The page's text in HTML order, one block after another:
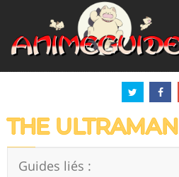
THE ULTRAMAN
Guides liés :
Panneau de gestion des cookies